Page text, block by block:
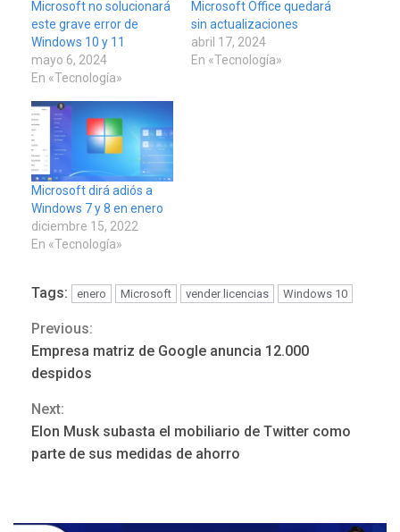
Microsoft no solucionará
este grave error de
Windows 10 y 11
mayo 6, 2024
En «Tecnología»
Microsoft Office quedará
sin actualizaciones
abril 17, 2024
En «Tecnología»
Microsoft dirá adiós a
Windows 7 y 8 en enero
diciembre 15, 2022
En «Tecnología»
Tags: enero Microsoft vender licencias Windows 10
Continue
Reading
Previous:
Empresa matriz de Google anuncia 12.000
despidos
Next:
Elon Musk subasta el mobiliario de Twitter como
parte de sus medidas de ahorro
3
POLÍTICA
TITULARES
diálogo en Venezuela